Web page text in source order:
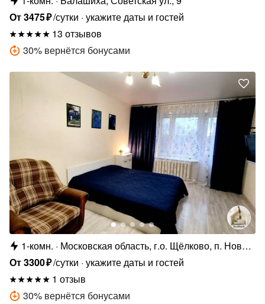
От3475₽/сутки укажите даты и гостей
13 отзывов
30% вернётся бонусами
1-комн.
Московская область, г.о. Щёлково, п. Новый
Городок, 4
От3300₽/сутки укажите даты и гостей
1 отзыв
30% вернётся бонусами